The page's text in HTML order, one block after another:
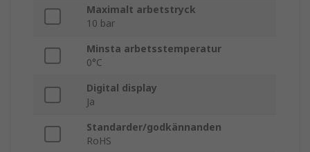
Maximalt arbetstryck
10 bar
Minsta arbetsstemperatur
0°C
Digital display
Ja
Standarder/godkännanden
RoHS